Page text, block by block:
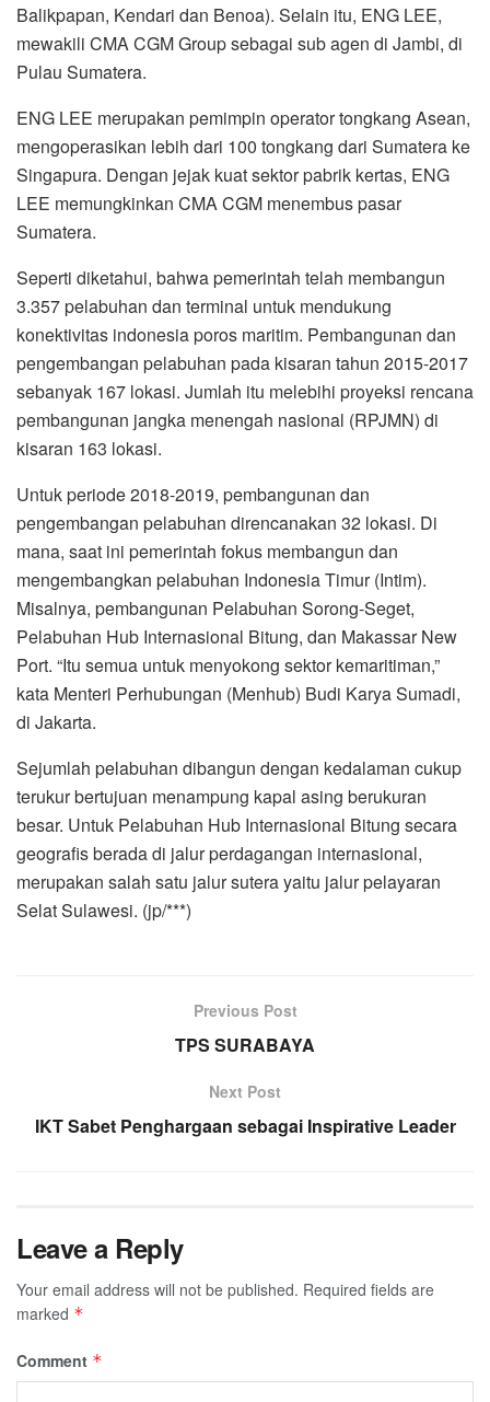
Balikpapan, Kendari dan Benoa). Selain itu, ENG LEE,
mewakili CMA CGM Group sebagai sub agen di Jambi, di
Pulau Sumatera.
ENG LEE merupakan pemimpin operator tongkang Asean,
mengoperasikan lebih dari 100 tongkang dari Sumatera ke
Singapura. Dengan jejak kuat sektor pabrik kertas, ENG
LEE memungkinkan CMA CGM menembus pasar
Sumatera.
Seperti diketahui, bahwa pemerintah telah membangun
3.357 pelabuhan dan terminal untuk mendukung
konektivitas indonesia poros maritim. Pembangunan dan
pengembangan pelabuhan pada kisaran tahun 2015-2017
sebanyak 167 lokasi. Jumlah itu melebihi proyeksi rencana
pembangunan jangka menengah nasional (RPJMN) di
kisaran 163 lokasi.
Untuk periode 2018-2019, pembangunan dan
pengembangan pelabuhan direncanakan 32 lokasi. Di
mana, saat ini pemerintah fokus membangun dan
mengembangkan pelabuhan Indonesia Timur (Intim).
Misalnya, pembangunan Pelabuhan Sorong-Seget,
Pelabuhan Hub Internasional Bitung, dan Makassar New
Port. “Itu semua untuk menyokong sektor kemaritiman,”
kata Menteri Perhubungan (Menhub) Budi Karya Sumadi,
di Jakarta.
Sejumlah pelabuhan dibangun dengan kedalaman cukup
terukur bertujuan menampung kapal asing berukuran
besar. Untuk Pelabuhan Hub Internasional Bitung secara
geografis berada di jalur perdagangan internasional,
merupakan salah satu jalur sutera yaitu jalur pelayaran
Selat Sulawesi. (jp/***)
Previous Post
TPS SURABAYA
Next Post
IKT Sabet Penghargaan sebagai Inspirative Leader
Leave a Reply
Your email address will not be published. Required fields are
marked *
Comment *